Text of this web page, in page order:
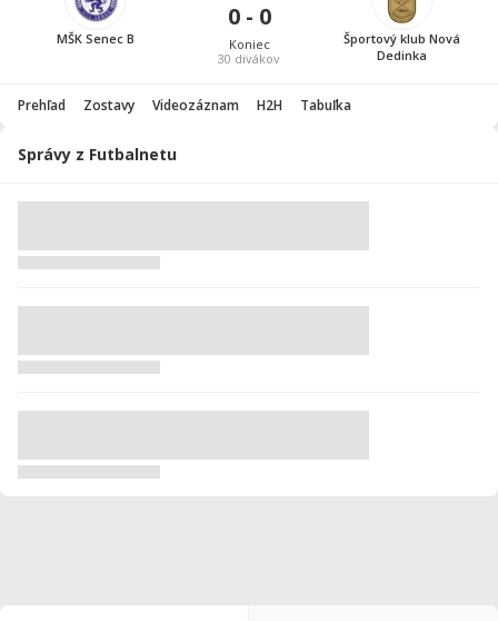
MŠK Senec B
0 - 0
Koniec
30 divákov
Športový klub Nová
Dedinka
Prehľad Zostavy Videozáznam H2H Tabuľka
Správy z Futbalnetu